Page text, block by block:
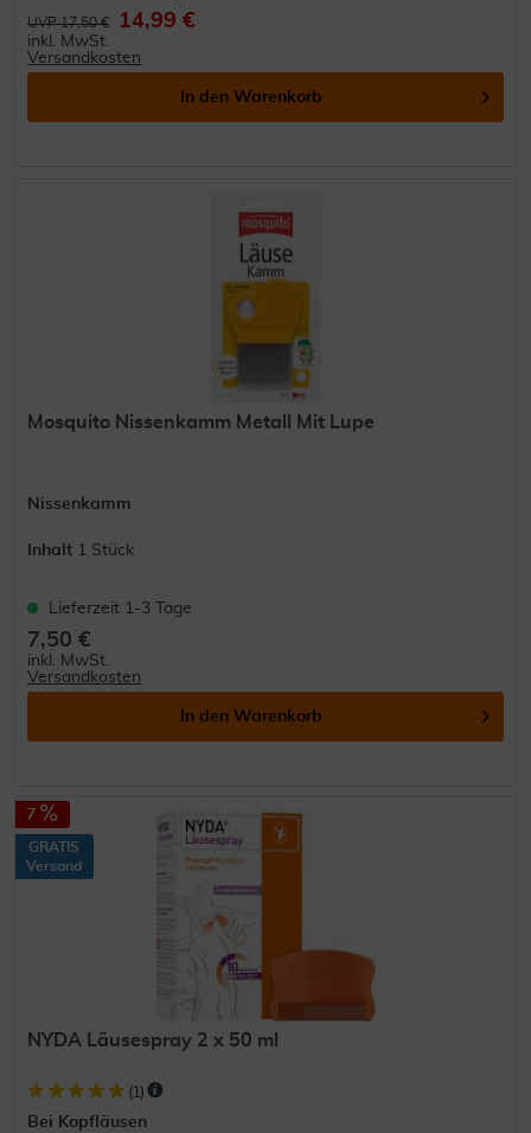
UVP 17,50 € 14,99 €
inkl. MwSt.
Versandkosten
In den Warenkorb
Mosquito Nissenkamm Metall Mit Lupe
Nissenkamm
Inhalt 1 Stück
Lieferzeit 1-3 Tage
7,50 €
inkl. MwSt.
Versandkosten
In den Warenkorb
7
GRATIS
Versand
NYDA Läusespray 2 x 50 ml
(1)
Bei Kopfläusen